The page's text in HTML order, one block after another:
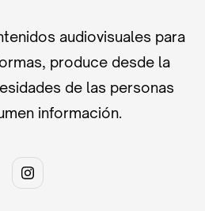
audiovisuales para
produce desde la
de las personas
información.